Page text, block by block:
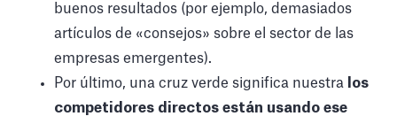
buenos resultados (por ejemplo, demasiados
artículos de «consejos» sobre el sector de las
empresas emergentes).
Por último, una cruz verde significa nuestra
los
competidores directos están usando ese